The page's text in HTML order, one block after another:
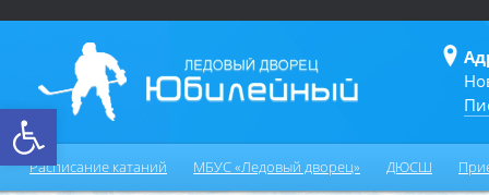
Открыть панель инструментов
Расписание катаний МБУС «Ледовый дворец» ДЮСШ